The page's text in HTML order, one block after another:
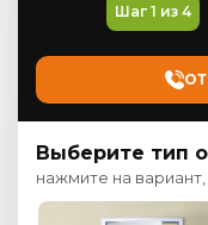
Шаг 1 из 4
Выберите тип
нажмите на